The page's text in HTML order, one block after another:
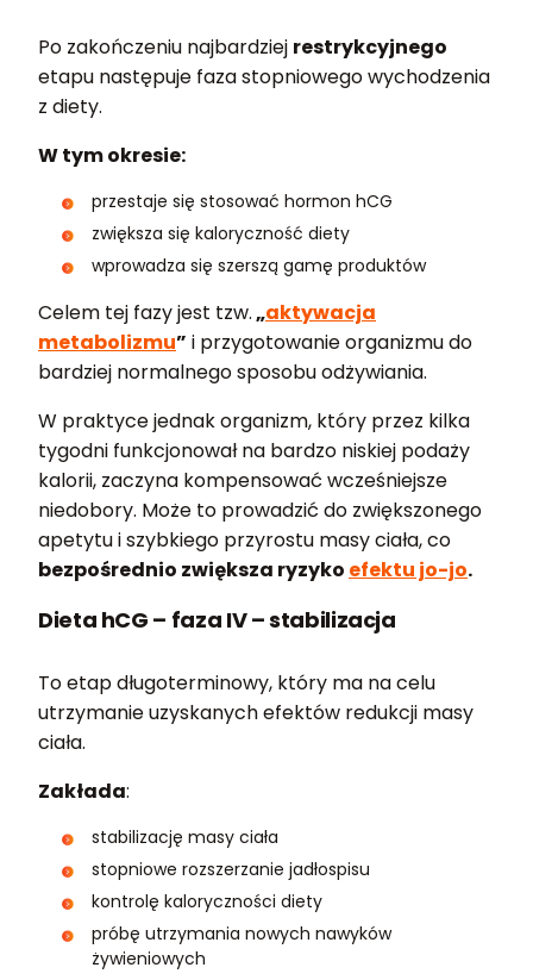
Po zakończeniu najbardziej restrykcyjnego
etapu następuje faza stopniowego wychodzenia
z diety.
W tym okresie:
przestaje się stosować hormon hCG
zwiększa się kaloryczność diety
wprowadza się szerszą gamę produktów
Celem tej fazy jest tzw. „aktywacja
metabolizmu” i przygotowanie organizmu do
bardziej normalnego sposobu odżywiania.
W praktyce jednak organizm, który przez kilka
tygodni funkcjonował na bardzo niskiej podaży
kalorii, zaczyna kompensować wcześniejsze
niedobory. Może to prowadzić do zwiększonego
apetytu i szybkiego przyrostu masy ciała, co
bezpośrednio zwiększa ryzyko efektu jo-jo.
Dieta hCG – faza IV – stabilizacja
To etap długoterminowy, który ma na celu
utrzymanie uzyskanych efektów redukcji masy
ciała.
Zakłada:
stabilizację masy ciała
stopniowe rozszerzanie jadłospisu
kontrolę kaloryczności diety
próbę utrzymania nowych nawyków
żywieniowych